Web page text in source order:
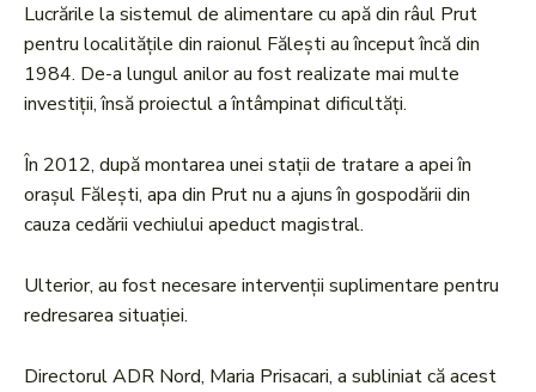
Lucrările la sistemul de alimentare cu apă din râul Prut
pentru localitățile din raionul Fălești au început încă din
1984. De-a lungul anilor au fost realizate mai multe
investiții, însă proiectul a întâmpinat dificultăți.
În 2012, după montarea unei stații de tratare a apei în
orașul Fălești, apa din Prut nu a ajuns în gospodării din
cauza cedării vechiului apeduct magistral.
Ulterior, au fost necesare intervenții suplimentare pentru
redresarea situației.
Directorul ADR Nord, Maria Prisacari, a subliniat că acest